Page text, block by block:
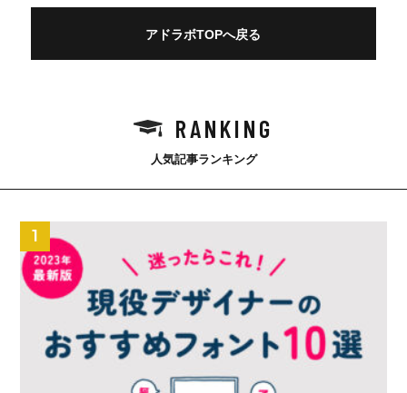
アドラボTOPへ戻る
RANKING
人気記事ランキング
1